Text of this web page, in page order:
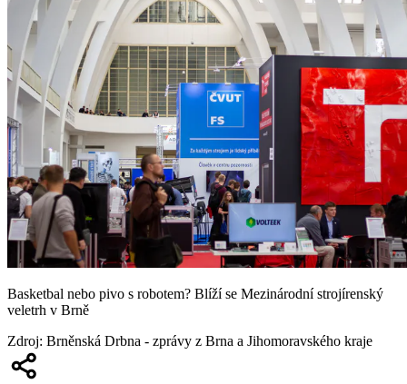
Basketbal nebo pivo s robotem? Blíží se Mezinárodní strojírenský
veletrh v Brně
Zdroj: Brněnská Drbna - zprávy z Brna a Jihomoravského kraje